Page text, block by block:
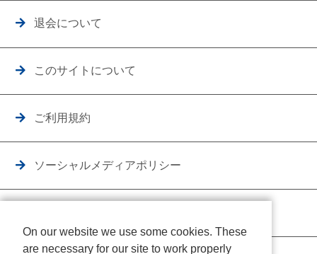
退会について
このサイトについて
ご利用規約
ソーシャルメディアポリシー
On our website we use some cookies. These
are necessary for our site to work properly